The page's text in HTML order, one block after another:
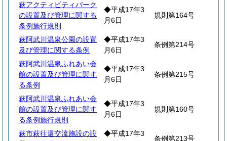
萩アクティビティパーク
の設置及び管理に関する
条例施行規則
◆平成17年3
月6日
規則第164号
萩阿武川温泉公園の設置
及び管理に関する条例
◆平成17年3
月6日
条例第214号
萩阿武川温泉ふれあい会
館の設置及び管理に関す
る条例
◆平成17年3
月6日
条例第215号
萩阿武川温泉ふれあい会
館の設置及び管理に関す
る条例施行規則
◆平成17年3
月6日
規則第160号
萩市萩往還交流施設の設
◆平成17年3
条例第213号